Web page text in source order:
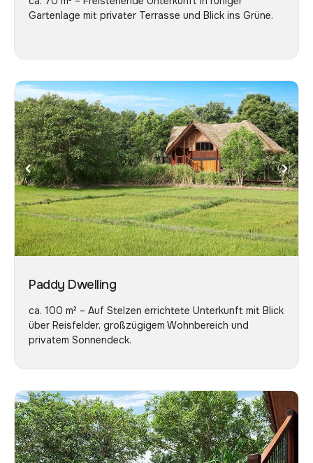
Gartenlage mit privater Terrasse und Blick ins Grüne.
Paddy Dwelling
ca. 100 m² – Auf Stelzen errichtete Unterkunft mit Blick
über Reisfelder, großzügigem Wohnbereich und
privatem Sonnendeck.